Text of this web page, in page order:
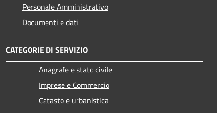
Personale Amministrativo
Documenti e dati
CATEGORIE DI SERVIZIO
Anagrafe e stato civile
Imprese e Commercio
Catasto e urbanistica